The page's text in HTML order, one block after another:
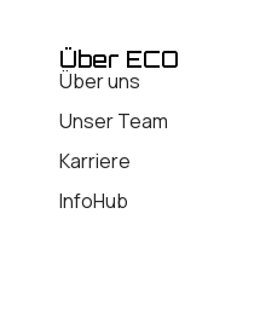
Über ECO
Über uns
Unser Team
Karriere
InfoHub